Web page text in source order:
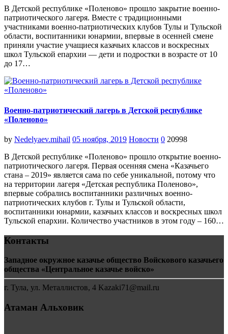
В Детской республике «Поленово» прошло закрытие военно-
патриотического лагеря. Вместе с традиционными
участниками военно-патриотических клубов Тулы и Тульской
области, воспитанники юнармии, впервые в осенней смене
приняли участие учащиеся казачьих классов и воскресных
школ Тульской епархии — дети и подростки в возрасте от 10
до 17…
Военно-патриотический лагерь в Детской республике
«Поленово»
by Nedelyaev.mihail 05 ноября, 2019 Новости 0 20998
В Детской республике «Поленово» прошло открытие военно-
патриотического лагеря. Первая осенняя смена «Казачьего
стана – 2019» является сама по себе уникальной, потому что
на территории лагеря «Детская республика Поленово»,
впервые собрались воспитанники различных военно-
патриотических клубов г. Тулы и Тульской области,
воспитанники юнармии, казачьих классов и воскресных школ
Тульской епархии. Количество участников в этом году – 160…
Контакты
Западное окружное казачье общество Войскового казачьего
общества «Центральное казачье войско»
г. Тула, ул. Металлистов, 4 Kazaki71@mail.ru
Атаман Альховик